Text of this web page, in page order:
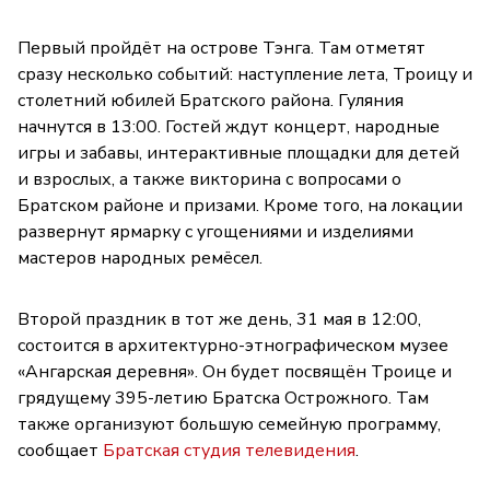
Первый пройдёт на острове Тэнга. Там отметят
сразу несколько событий: наступление лета, Троицу и
столетний юбилей Братского района. Гуляния
начнутся в 13:00. Гостей ждут концерт, народные
игры и забавы, интерактивные площадки для детей
и взрослых, а также викторина с вопросами о
Братском районе и призами. Кроме того, на локации
развернут ярмарку с угощениями и изделиями
мастеров народных ремёсел.
Второй праздник в тот же день, 31 мая в 12:00,
состоится в архитектурно-этнографическом музее
«Ангарская деревня». Он будет посвящён Троице и
грядущему 395-летию Братска Острожного. Там
также организуют большую семейную программу,
сообщает Братская студия телевидения.